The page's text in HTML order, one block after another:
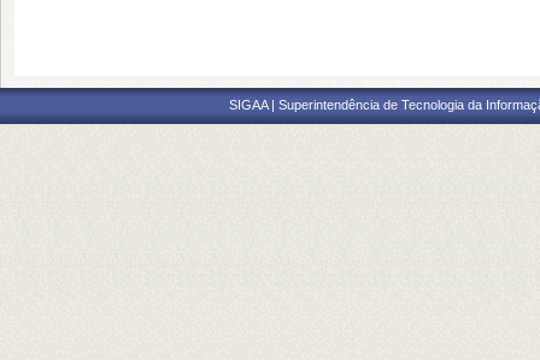
SIGAA | Superintendência de Tecnologia da